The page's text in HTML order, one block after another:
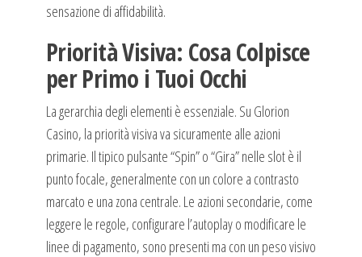
sensazione di affidabilità.
Priorità Visiva: Cosa Colpisce
per Primo i Tuoi Occhi
La gerarchia degli elementi è essenziale. Su Glorion
Casino, la priorità visiva va sicuramente alle azioni
primarie. Il tipico pulsante “Spin” o “Gira” nelle slot è il
punto focale, generalmente con un colore a contrasto
marcato e una zona centrale. Le azioni secondarie, come
leggere le regole, configurare l’autoplay o modificare le
linee di pagamento, sono presenti ma con un peso visivo